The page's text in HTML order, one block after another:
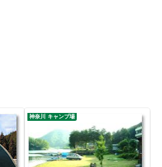
神奈川 キャンプ場